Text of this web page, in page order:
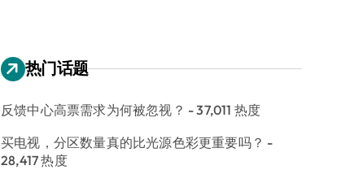
热门话题
反馈中心高票需求为何被忽视？ - 37,011 热度
买电视，分区数量真的比光源色彩更重要吗？ -
28,417 热度